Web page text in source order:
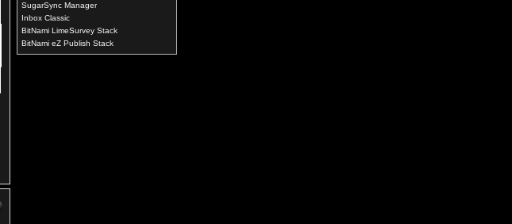
SugarSync Manager
Inbox Classic
BitNami LimeSurvey Stack
BitNami eZ Publish Stack